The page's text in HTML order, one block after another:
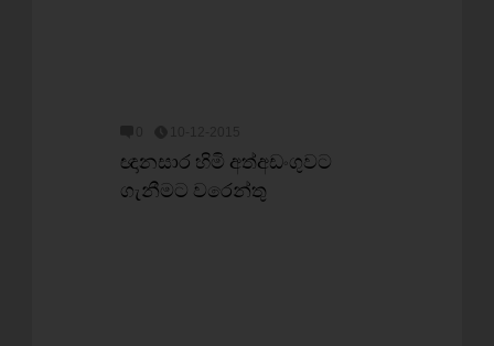
ඥානසාර හිමි අත්අඩංගුවට
ගැනීමට වරෙන්තු